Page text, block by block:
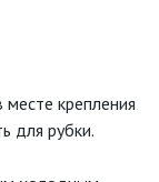
крепления
для рубки.